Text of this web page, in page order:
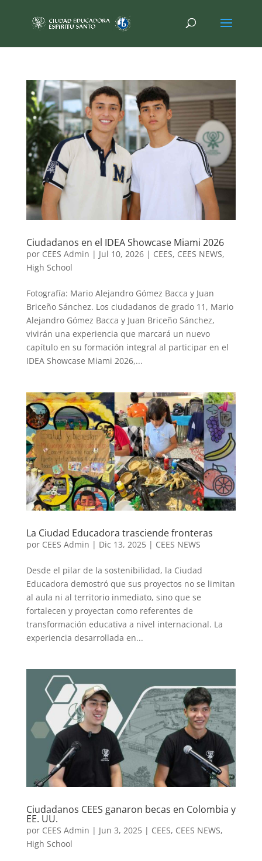
Ciudadanos en el IDEA Showcase Miami 2026
por CEES Admin | Jul 10, 2026| CEES, CEES NEWS,
High School
Fotografía: Mario Alejandro Gómez Bacca y Juan
Briceño Sánchez. Los ciudadanos de grado 11, Mario
Alejandro Gómez Bacca y Juan Briceño Sánchez,
vivirán una experiencia que marcará un nuevo
capítulo en su formación integral al participar en el
IDEA Showcase Miami 2026,...
La Ciudad Educadora trasciende fronteras
por CEES Admin | Dic 13, 2025| CEES NEWS
Desde el pilar de la sostenibilidad, la Ciudad
Educadora demostró que sus proyectos no se limitan
al aula ni al territorio inmediato, sino que se
fortalecen y proyectan como referentes de
transformación educativa a nivel internacional. La
experiencia desarrollada en...
Ciudadanos CEES ganaron becas en Colombia y
EE. UU.
por CEES Admin | Jun 3, 2025| CEES, CEES NEWS,
High School